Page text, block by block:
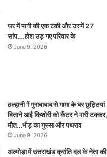
घर में पानी की एक टंकी और उसमें 27
सांप….होश उड़ गए परिवार के
June 9, 2026
हल्द्वानी में मुरादाबाद से मामा के घर छुट्टियां
बिताने आई किशोरी को कैंटर ने मारी टक्कर,
मौत…भीड़ का गुस्सा और पथराव
June 9, 2026
अल्मोड़ा में उत्तराखंड क्रांति दल के नेता की